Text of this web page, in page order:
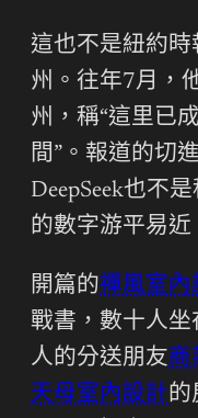
這也不是紐約
州。往年7月，
州，稱“這里已
間”。報道的切
DeepSeek也不
的數字游平易近
開篇的禪風室內
戰書，數十人
人的分送朋友商
天母室內設計